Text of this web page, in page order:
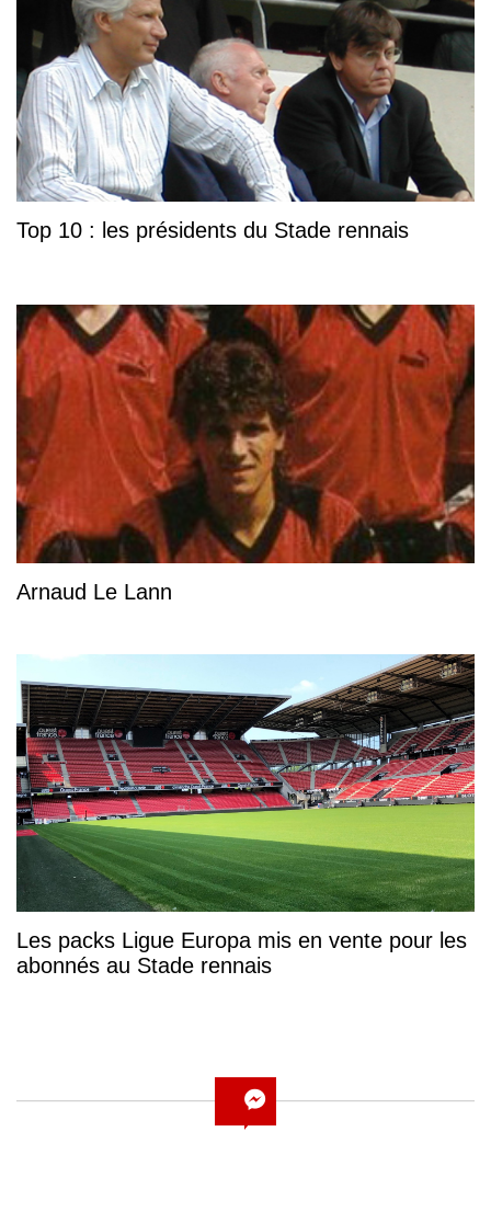
Top 10 : les présidents du Stade rennais
Arnaud Le Lann
Les packs Ligue Europa mis en vente pour les
abonnés au Stade rennais